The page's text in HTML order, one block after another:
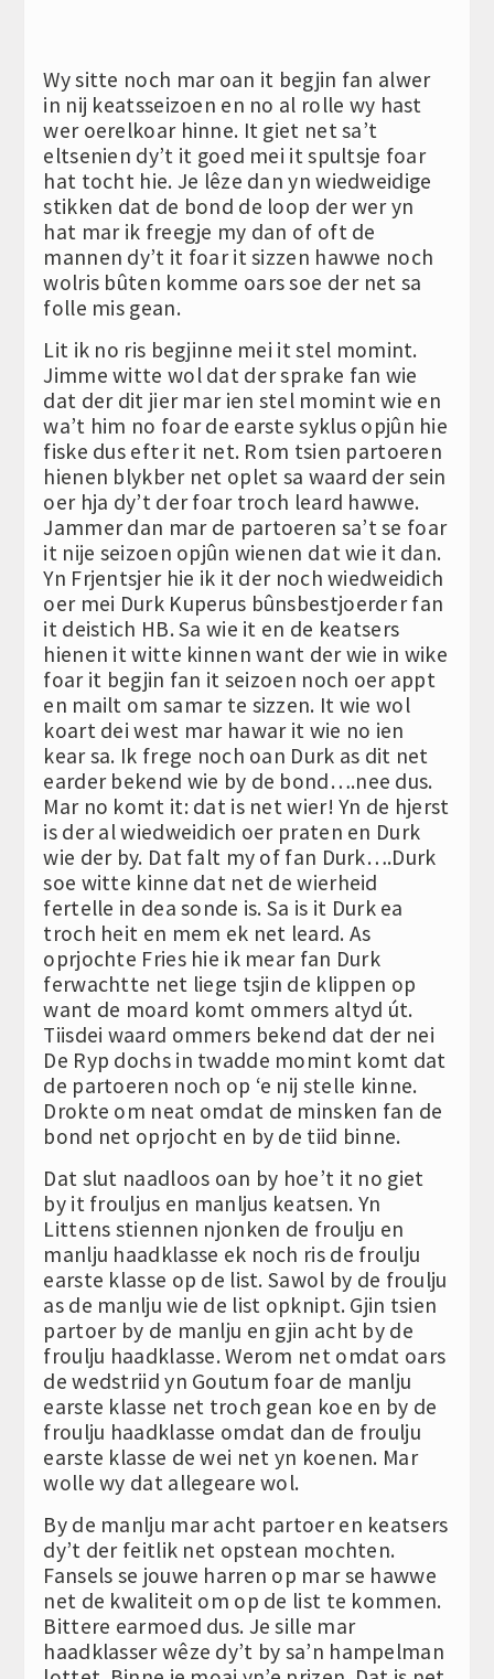
Wy sitte noch mar oan it begjin fan alwer
in nij keatsseizoen en no al rolle wy hast
wer oerelkoar hinne. It giet net sa’t
eltsenien dy’t it goed mei it spultsje foar
hat tocht hie. Je lêze dan yn wiedweidige
stikken dat de bond de loop der wer yn
hat mar ik freegje my dan of oft de
mannen dy’t it foar it sizzen hawwe noch
wolris bûten komme oars soe der net sa
folle mis gean.
Lit ik no ris begjinne mei it stel momint.
Jimme witte wol dat der sprake fan wie
dat der dit jier mar ien stel momint wie en
wa’t him no foar de earste syklus opjûn hie
fiske dus efter it net. Rom tsien partoeren
hienen blykber net oplet sa waard der sein
oer hja dy’t der foar troch leard hawwe.
Jammer dan mar de partoeren sa’t se foar
it nije seizoen opjûn wienen dat wie it dan.
Yn Frjentsjer hie ik it der noch wiedweidich
oer mei Durk Kuperus bûnsbestjoerder fan
it deistich HB. Sa wie it en de keatsers
hienen it witte kinnen want der wie in wike
foar it begjin fan it seizoen noch oer appt
en mailt om samar te sizzen. It wie wol
koart dei west mar hawar it wie no ien
kear sa. Ik frege noch oan Durk as dit net
earder bekend wie by de bond….nee dus.
Mar no komt it: dat is net wier! Yn de hjerst
is der al wiedweidich oer praten en Durk
wie der by. Dat falt my of fan Durk….Durk
soe witte kinne dat net de wierheid
fertelle in dea sonde is. Sa is it Durk ea
troch heit en mem ek net leard. As
oprjochte Fries hie ik mear fan Durk
ferwachtte net liege tsjin de klippen op
want de moard komt ommers altyd út.
Tiisdei waard ommers bekend dat der nei
De Ryp dochs in twadde momint komt dat
de partoeren noch op ‘e nij stelle kinne.
Drokte om neat omdat de minsken fan de
bond net oprjocht en by de tiid binne.
Dat slut naadloos oan by hoe’t it no giet
by it frouljus en manljus keatsen. Yn
Littens stiennen njonken de froulju en
manlju haadklasse ek noch ris de froulju
earste klasse op de list. Sawol by de froulju
as de manlju wie de list opknipt. Gjin tsien
partoer by de manlju en gjin acht by de
froulju haadklasse. Werom net omdat oars
de wedstriid yn Goutum foar de manlju
earste klasse net troch gean koe en by de
froulju haadklasse omdat dan de froulju
earste klasse de wei net yn koenen. Mar
wolle wy dat allegeare wol.
By de manlju mar acht partoer en keatsers
dy’t der feitlik net opstean mochten.
Fansels se jouwe harren op mar se hawwe
net de kwaliteit om op de list te kommen.
Bittere earmoed dus. Je sille mar
haadklasser wêze dy’t by sa’n hampelman